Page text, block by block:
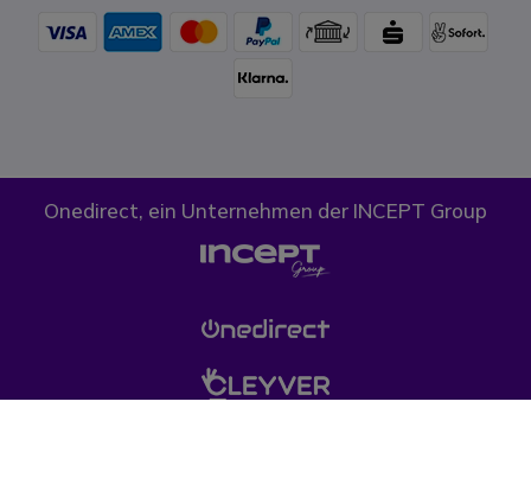
Onedirect, ein Unternehmen der INCEPT Group